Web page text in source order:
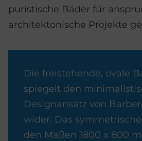
puristische Bäder für
architektonische Projekte
Die freistehende, ovale
spiegelt den
Designansatz von
wider. Das
den Maßen 1800 x 800